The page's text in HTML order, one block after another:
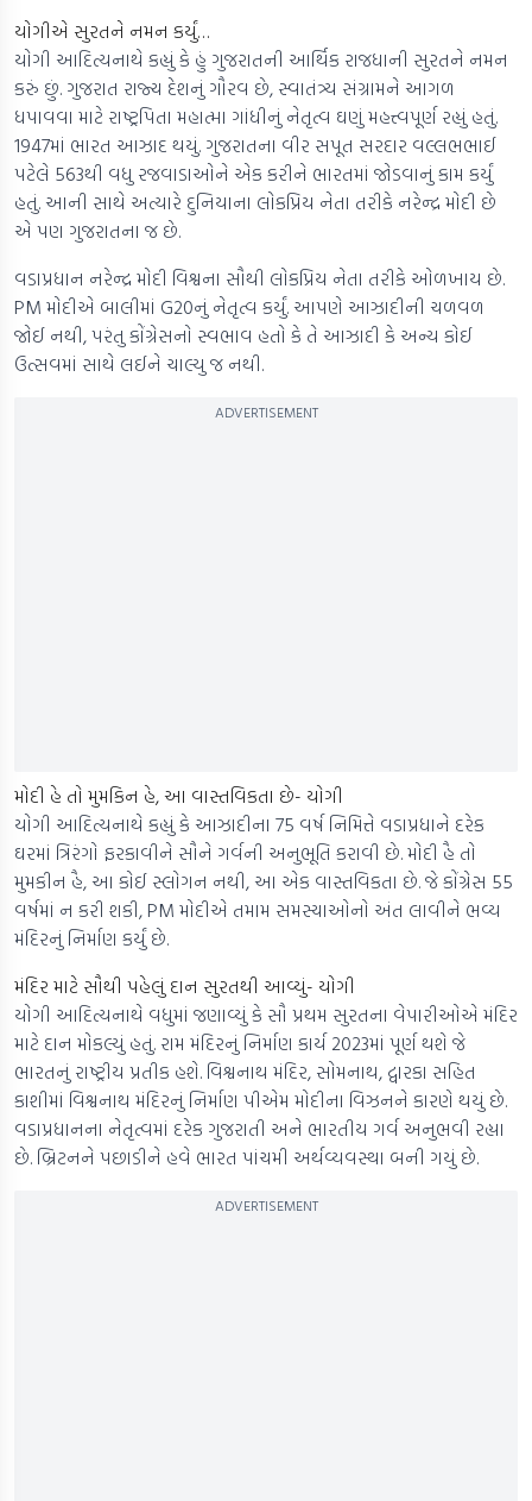
યોગીએ સુરતને નમન કર્યું…
યોગી આદિત્યનાથે કહ્યું કે હું ગુજરાતની આર્થિક રાજધાની સુરતને નમન
કરું છું. ગુજરાત રાજ્ય દેશનું ગૌરવ છે, સ્વાતંત્ર્ય સંગ્રામને આગળ
ધપાવવા માટે રાષ્ટ્રપિતા મહાત્મા ગાંધીનું નેતૃત્વ ઘણું મહત્ત્વપૂર્ણ રહ્યું હતું.
1947માં ભારત આઝાદ થયું. ગુજરાતના વીર સપૂત સરદાર વલ્લભભાઈ
પટેલે 563થી વધુ રજવાડાઓને એક કરીને ભારતમાં જોડવાનું કામ કર્યું
હતું. આની સાથે અત્યારે દુનિયાના લોકપ્રિય નેતા તરીકે નરેન્દ્ર મોદી છે
એ પણ ગુજરાતના જ છે.
વડાપ્રધાન નરેન્દ્ર મોદી વિશ્વના સૌથી લોકપ્રિય નેતા તરીકે ઓળખાય છે.
PM મોદીએ બાલીમાં G20નું નેતૃત્વ કર્યું. આપણે આઝાદીની ચળવળ
જોઈ નથી, પરંતુ કોંગ્રેસનો સ્વભાવ હતો કે તે આઝાદી કે અન્ય કોઈ
ઉત્સવમાં સાથે લઈને ચાલ્યુ જ નથી.
ADVERTISEMENT
મોદી હે તો મુમકિન હે, આ વાસ્તવિકતા છે- યોગી
યોગી આદિત્યનાથે કહ્યું કે આઝાદીના 75 વર્ષ નિમિત્તે વડાપ્રધાને દરેક
ઘરમાં ત્રિરંગો ફરકાવીને સૌને ગર્વની અનુભૂતિ કરાવી છે. મોદી હૈ તો
મુમકીન હૈ, આ કોઈ સ્લોગન નથી, આ એક વાસ્તવિકતા છે. જે કોંગ્રેસ 55
વર્ષમાં ન કરી શકી, PM મોદીએ તમામ સમસ્યાઓનો અંત લાવીને ભવ્ય
મંદિરનું નિર્માણ કર્યું છે.
મંદિર માટે સૌથી પહેલું દાન સુરતથી આવ્યું- યોગી
યોગી આદિત્યનાથે વધુમાં જણાવ્યું કે સૌ પ્રથમ સુરતના વેપારીઓએ મંદિર
માટે દાન મોકલ્યું હતું. રામ મંદિરનું નિર્માણ કાર્ય 2023માં પૂર્ણ થશે જે
ભારતનું રાષ્ટ્રીય પ્રતીક હશે. વિશ્વનાથ મંદિર, સોમનાથ, દ્વારકા સહિત
કાશીમાં વિશ્વનાથ મંદિરનું નિર્માણ પીએમ મોદીના વિઝનને કારણે થયું છે.
વડાપ્રધાનના નેતૃત્વમાં દરેક ગુજરાતી અને ભારતીય ગર્વ અનુભવી રહ્યા
છે. બ્રિટનને પછાડીને હવે ભારત પાંચમી અર્થવ્યવસ્થા બની ગયું છે.
ADVERTISEMENT